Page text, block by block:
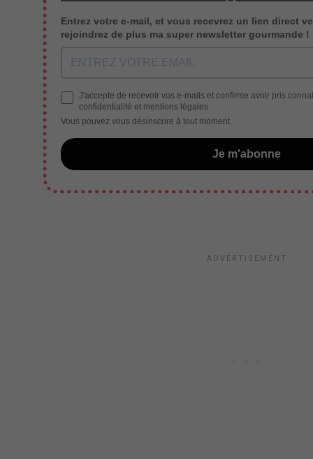
Entrez votre e-mail, et vous recevrez un lien direct
rejoindrez de plus ma super newsletter gourmande !
J'accepte de recevoir vos e-mails et confirme avoir pris
confidentialité et mentions légales.
Vous pouvez vous désinscrire à tout moment.
Je m'abonne